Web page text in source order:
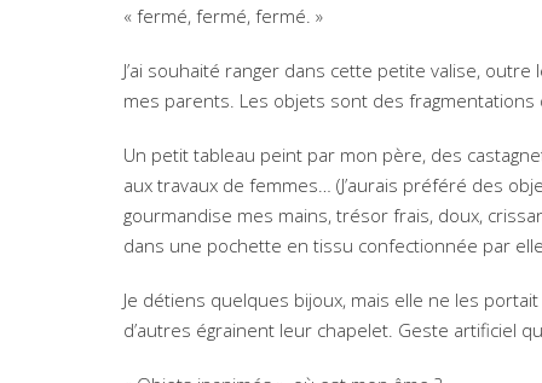
« fermé, fermé, fermé. »
J’ai souhaité ranger dans cette petite valise,
mes parents. Les objets sont des fragmentations
Un petit tableau peint par mon père, des
aux travaux de femmes… (J’aurais préféré des
gourmandise mes mains, trésor frais, doux,
dans une pochette en tissu confectionnée par
Je détiens quelques bijoux, mais elle ne les
d’autres égrainent leur chapelet. Geste artificiel